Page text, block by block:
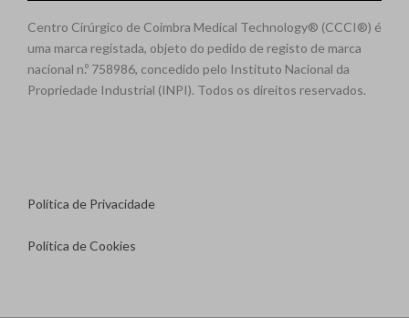
Centro Cirúrgico de Coimbra Medical Technology® (CCCI®) é
uma marca registada, objeto do pedido de registo de marca
nacional n.º 758986, concedido pelo Instituto Nacional da
Propriedade Industrial (INPI). Todos os direitos reservados.
Política de Privacidade
Política de Cookies